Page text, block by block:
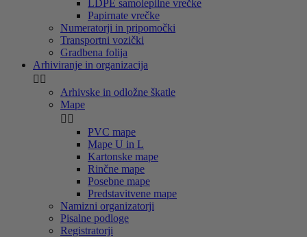
LDPE samolepilne vrečke
Papirnate vrečke
Numeratorji in pripomočki
Transportni vozički
Gradbena folija
Arhiviranje in organizacija
 
Arhivske in odložne škatle
Mape
 
PVC mape
Mape U in L
Kartonske mape
Rinčne mape
Posebne mape
Predstavitvene mape
Namizni organizatorji
Pisalne podloge
Registratorji